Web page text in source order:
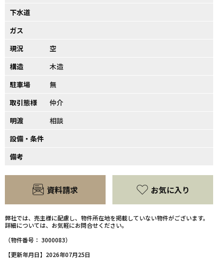
下水道
ガス
現況
空
構造
木造
駐車場
無
取引態様
仲介
明渡
相談
設備・条件
備考
資料請求 お気に入り
弊社では、売主様に配慮し、物件所在地を掲載していない物件がございます。
詳細については、お気軽にお問合せください。
（物件番号： 3000083）
【更新年月日】2026年07月25日